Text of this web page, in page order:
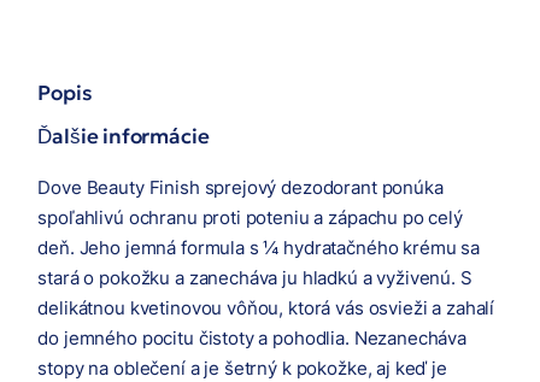
Popis
Ďalšie informácie
Dove Beauty Finish sprejový dezodorant ponúka
spoľahlivú ochranu proti poteniu a zápachu po celý
deň. Jeho jemná formula s ¼ hydratačného krému sa
stará o pokožku a zanecháva ju hladkú a vyživenú. S
delikátnou kvetinovou vôňou, ktorá vás osvieži a zahalí
do jemného pocitu čistoty a pohodlia. Nezanecháva
stopy na oblečení a je šetrný k pokožke, aj keď je